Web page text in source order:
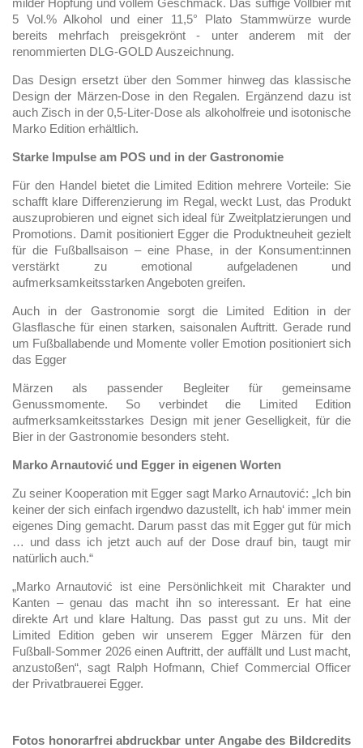
milder Hopfung und vollem Geschmack. Das süffige Vollbier mit
5 Vol.% Alkohol und einer 11,5° Plato Stammwürze wurde
bereits mehrfach preisgekrönt - unter anderem mit der
renommierten DLG-GOLD Auszeichnung.
Das Design ersetzt über den Sommer hinweg das klassische
Design der Märzen-Dose in den Regalen. Ergänzend dazu ist
auch Zisch in der 0,5-Liter-Dose als alkoholfreie und isotonische
Marko Edition erhältlich.
Starke Impulse am POS und in der Gastronomie
Für den Handel bietet die Limited Edition mehrere Vorteile: Sie
schafft klare Differenzierung im Regal, weckt Lust, das Produkt
auszuprobieren und eignet sich ideal für Zweitplatzierungen und
Promotions. Damit positioniert Egger die Produktneuheit gezielt
für die Fußballsaison – eine Phase, in der Konsument:innen
verstärkt zu emotional aufgeladenen und
aufmerksamkeitsstarken Angeboten greifen.
Auch in der Gastronomie sorgt die Limited Edition in der
Glasflasche für einen starken, saisonalen Auftritt. Gerade rund
um Fußballabende und Momente voller Emotion positioniert sich
das Egger
Märzen als passender Begleiter für gemeinsame
Genussmomente. So verbindet die Limited Edition
aufmerksamkeitsstarkes Design mit jener Geselligkeit, für die
Bier in der Gastronomie besonders steht.
Marko Arnautović und Egger in eigenen Worten
Zu seiner Kooperation mit Egger sagt Marko Arnautović: „Ich bin
keiner der sich einfach irgendwo dazustellt, ich hab‘ immer mein
eigenes Ding gemacht. Darum passt das mit Egger gut für mich
… und dass ich jetzt auch auf der Dose drauf bin, taugt mir
natürlich auch.“
„Marko Arnautović ist eine Persönlichkeit mit Charakter und
Kanten – genau das macht ihn so interessant. Er hat eine
direkte Art und klare Haltung. Das passt gut zu uns. Mit der
Limited Edition geben wir unserem Egger Märzen für den
Fußball-Sommer 2026 einen Auftritt, der auffällt und Lust macht,
anzustoßen“, sagt Ralph Hofmann, Chief Commercial Officer
der Privatbrauerei Egger.
Fotos honorarfrei abdruckbar unter Angabe des Bildcredits